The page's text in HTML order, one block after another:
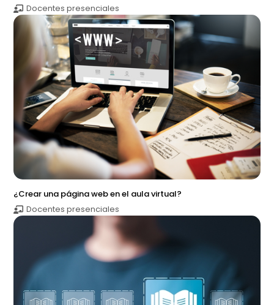
Docentes presenciales
¿Crear una página web en el aula virtual?
Docentes presenciales